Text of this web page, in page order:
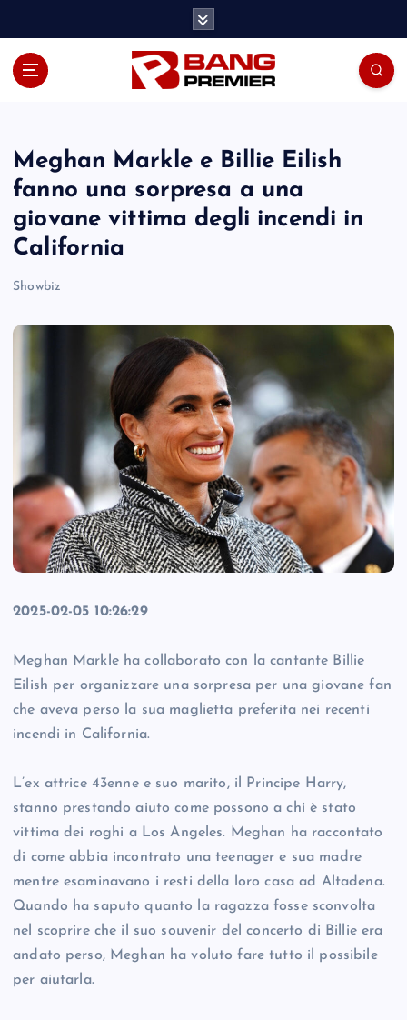
Meghan Markle e Billie Eilish
fanno una sorpresa a una
giovane vittima degli incendi in
California
Showbiz
2025-02-05 10:26:29
Meghan Markle ha collaborato con la cantante Billie
Eilish per organizzare una sorpresa per una giovane fan
che aveva perso la sua maglietta preferita nei recenti
incendi in California.
L’ex attrice 43enne e suo marito, il Principe Harry,
stanno prestando aiuto come possono a chi è stato
vittima dei roghi a Los Angeles. Meghan ha raccontato
di come abbia incontrato una teenager e sua madre
mentre esaminavano i resti della loro casa ad Altadena.
Quando ha saputo quanto la ragazza fosse sconvolta
nel scoprire che il suo souvenir del concerto di Billie era
andato perso, Meghan ha voluto fare tutto il possibile
per aiutarla.